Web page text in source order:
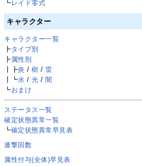
┗ レイド零式
キャラクター
キャラクター一覧
┣タイプ別
┣ 属性別
┃┣炎 /樹 /雷
┃┗水 /光 /闇
┗おまけ
ステータス一覧
確定状態異常一覧
┗確定状態異常早見表
連撃回数
属性付与(全体)早見表